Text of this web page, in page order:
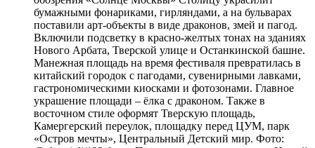
бумажными фонариками, гирляндами, а на бульварах
поставили арт-объекты в виде драконов, змей и пагод.
Включили подсветку в красно-желтых тонах на зданиях
Нового Арбата, Тверской улице и Останкинской башне.
Манежная площадь на время фестиваля превратилась в
китайский городок с пагодами, сувенирными лавками,
гастрономическими киосками и фотозонами. Главное
украшение площади – ёлка с драконом. Также в
восточном стиле оформят Тверскую площадь,
Камергерский переулок, площадку перед ЦУМ, парк
«Остров мечты», Центральный Детский мир. Фото: